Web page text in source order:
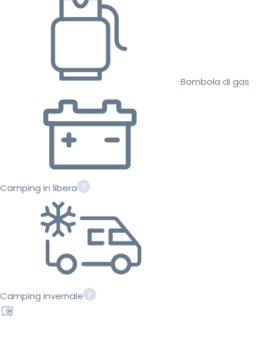
Bombola di gas
Camping in libera
Camping invernale